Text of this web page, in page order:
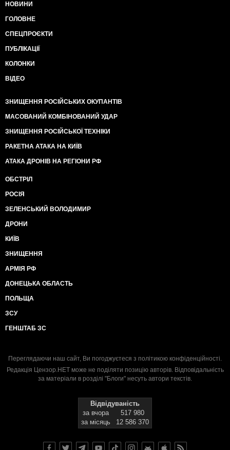
НОВИНИ
ГОЛОВНЕ
СПЕЦПРОЄКТИ
ПУБЛІКАЦІЇ
КОЛОНКИ
ВІДЕО
ЗНИЩЕННЯ РОСІЙСЬКИХ ОКУПАНТІВ
МАСОВАНИЙ КОМБІНОВАНИЙ УДАР
ЗНИЩЕННЯ РОСІЙСЬКОЇ ТЕХНІКИ
РАКЕТНА АТАКА НА КИЇВ
АТАКА ДРОНІВ НА РЕГІОНИ РФ
ОБСТРІЛ
РОСІЯ
ЗЕЛЕНСЬКИЙ ВОЛОДИМИР
ДРОНИ
КИЇВ
ЗНИЩЕННЯ
АРМІЯ РФ
ДОНЕЦЬКА ОБЛАСТЬ
ПОЛЬЩА
ЗСУ
ГЕНШТАБ ЗС
Переглядаючи наш сайт, Ви погоджуєтеся з політикою конфіденційності.
Редакція Цензор.НЕТ може не поділяти позицію авторів. Відповідальність
за матеріали в розділі "Блоги" несуть автори текстів.
Відвідуваність
за вчора
517 980
за місяць
12 586 370